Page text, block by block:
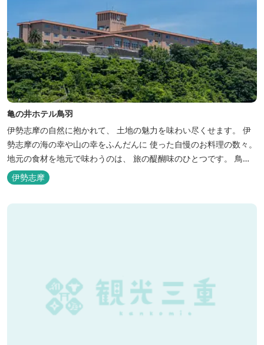
亀の井ホテル鳥羽
伊勢志摩の自然に抱かれて、 土地の魅力を味わい尽くせます。 伊
勢志摩の海の幸や山の幸をふんだんに 使った自慢のお料理の数々。
地元の食材を地元で味わうのは、 旅の醍醐味のひとつです。 鳥羽
湾の潮風を感じる露天風呂や 広々としたテラス付きのお部屋。 行
き交うフェリーをのんびり眺めて、 日常をちょっと忘れるひと時を
お過ごしください。
伊勢志摩